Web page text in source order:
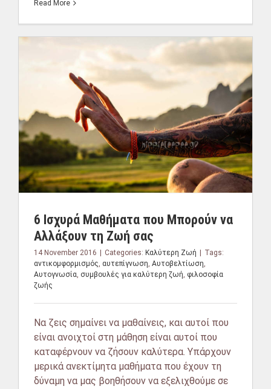
Read More
6 Ισχυρά Μαθήματα που Μπορούν να
Αλλάξουν τη Ζωή σας
14 November 2016 Categories: Καλύτερη Ζωή
Tags:
αντικομφορμισμός, αυτεπίγνωση, Αυτοβελτίωση,
Αυτογνωσία, συμβουλές για καλύτερη ζωή, φιλοσοφία
ζωής
Να ζεις σημαίνει να μαθαίνεις, και αυτοί που
είναι ανοιχτοί στη μάθηση είναι αυτοί που
καταφέρνουν να ζήσουν καλύτερα. Υπάρχουν
μερικά ανεκτίμητα μαθήματα που έχουν τη
δύναμη να μας βοηθήσουν να εξελιχθούμε σε